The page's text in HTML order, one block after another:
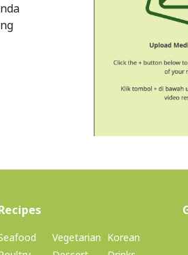
(current)
Vegetarian Korean